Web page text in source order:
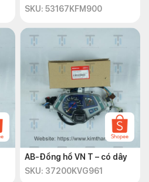
SKU: 53167KFM900
AB-Đồng hồ VN T – có dây
SKU: 37200KVG961